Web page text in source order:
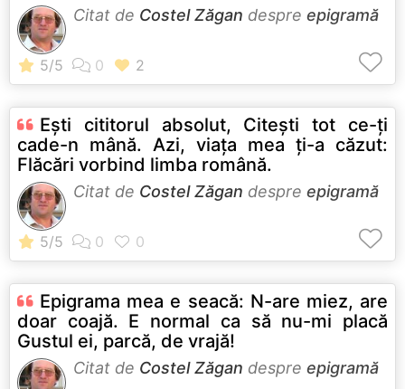
Citat de Costel Zăgan despre epigramă
Eşti cititorul absolut, Citeşti tot ce-ţi
cade-n mână. Azi, viaţa mea ţi-a căzut:
Flăcări vorbind limba română.
Citat de Costel Zăgan despre epigramă
Epigrama mea e seacă: N-are miez, are
doar coajă. E normal ca să nu-mi placă
Gustul ei, parcă, de vrajă!
Citat de Costel Zăgan despre epigramă